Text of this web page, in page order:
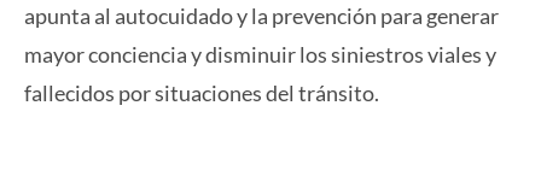
apunta al autocuidado y la prevención para generar
mayor conciencia y disminuir los siniestros viales y
fallecidos por situaciones del tránsito.